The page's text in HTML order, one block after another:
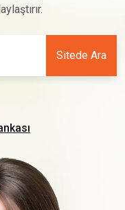
Sitede Ara